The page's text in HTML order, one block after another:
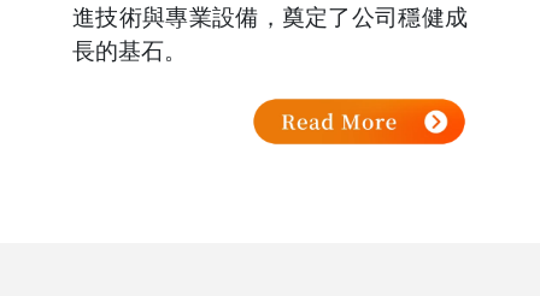
進技術與專業設備，奠定了公司穩健成
長的基石。